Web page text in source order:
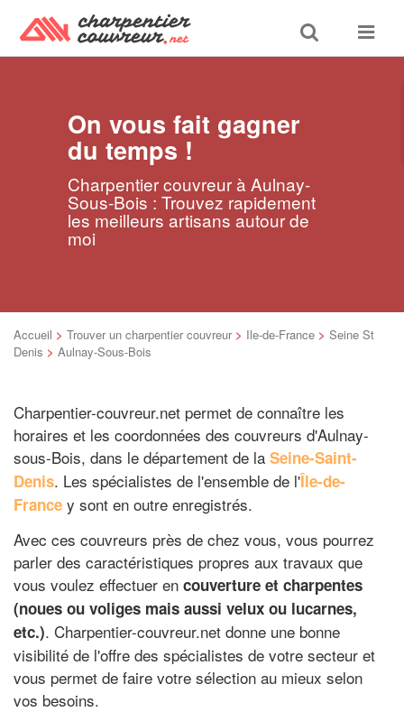
Toggle
search
Toggle
On vous fait gagner
du temps !
Charpentier couvreur à Aulnay-
Sous-Bois : Trouvez rapidement
les meilleurs artisans autour de
moi
Accueil > Trouver un charpentier couvreur > Ile-de-France > Seine St
Denis > Aulnay-Sous-Bois
Charpentier-couvreur.net permet de connaître les
horaires et les coordonnées des couvreurs d'Aulnay-
sous-Bois, dans le département de la Seine-Saint-
Denis. Les spécialistes de l'ensemble de l'Île-de-
France y sont en outre enregistrés.
Avec ces couvreurs près de chez vous, vous pourrez
parler des caractéristiques propres aux travaux que
vous voulez effectuer en couverture et charpentes
(noues ou voliges mais aussi velux ou lucarnes,
etc.). Charpentier-couvreur.net donne une bonne
visibilité de l'offre des spécialistes de votre secteur et
vous permet de faire votre sélection au mieux selon
vos besoins.